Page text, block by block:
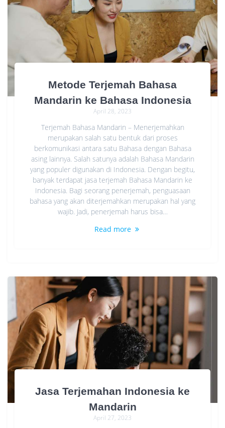
Metode Terjemah Bahasa
Mandarin ke Bahasa Indonesia
April 28, 2023
Terjemah Bahasa Mandarin – Menerjemahkan
merupakan salah satu bentuk dari proses
berkomunikasi antara satu Bahasa dengan Bahasa
asing lainnya. Salah satunya adalah Bahasa Mandarin
yang populer digunakan di Indonesia. Dengan begitu,
banyak terdapat jasa terjemah Bahasa Mandarin ke
Indonesia. Bagi seorang penerjemah, penguasaan
bahasa yang akan diterjemahkan merupakan hal yang
wajib. Jadi, penerjemah harus bisa…
Read more
Jasa Terjemahan Indonesia ke
Mandarin
April 27, 2023